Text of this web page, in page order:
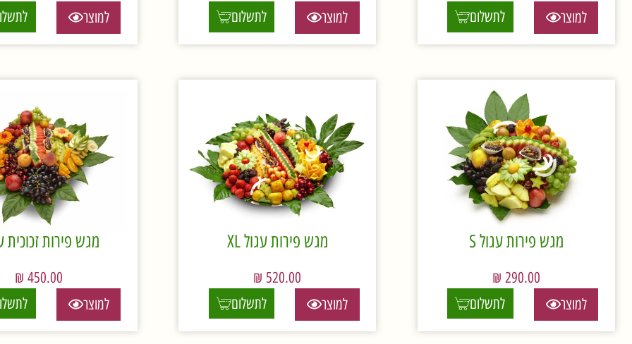
למוצר
לתשלום
למוצר
לתשלום
למוצר
מגש פירות עגול S
290.00
₪
למוצר
לתשלום
מגש פירות עגול XL
520.00
₪
למוצר
לתשלום
מגש פירות זכוכית
450.00
₪
למוצר